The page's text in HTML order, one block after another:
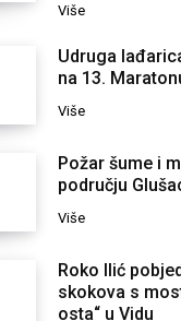
Više
Udruga
na 13.
Više
Požar šume i
području
Više
Roko Ilić
skokova s
osta“ u Vidu